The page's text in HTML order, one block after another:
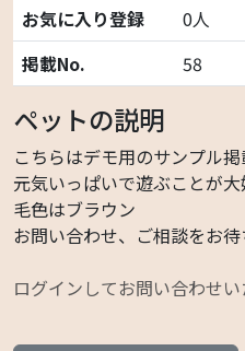
お気に入り登録
0人
掲載No.
58
ペットの説明
こちらはデモ用のサンプル掲
元気いっぱいで遊ぶことが
毛色はブラウン
お問い合わせ、ご相談をお待
ログインしてお問い合わせ